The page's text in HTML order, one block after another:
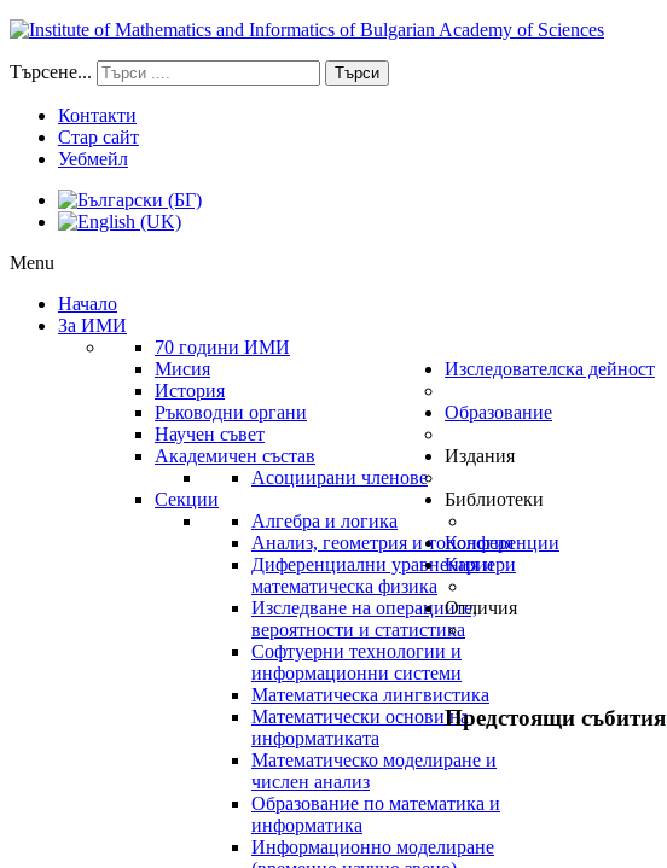
Търсене... Търси
Контакти
Стар сайт
Уебмейл
Menu
Начало
За ИМИ
70 години ИМИ
Мисия
История
Ръководни органи
Научен съвет
Академичен състав
Асоциирани членове
Секции
Алгебра и логика
Анализ, геометрия и топология
Диференциални уравнения и
математическа физика
Изследване на операциите,
вероятности и статистика
Софтуерни технологии и
информационни системи
Математическа лингвистика
Математически основи на
информатиката
Математическо моделиране и
числен анализ
Образование по математика и
информатика
Информационно моделиране
Изследователска дейност
Образование
Издания
Библиотеки
Конференции
Кариери
Отличия
Предстоящи събития